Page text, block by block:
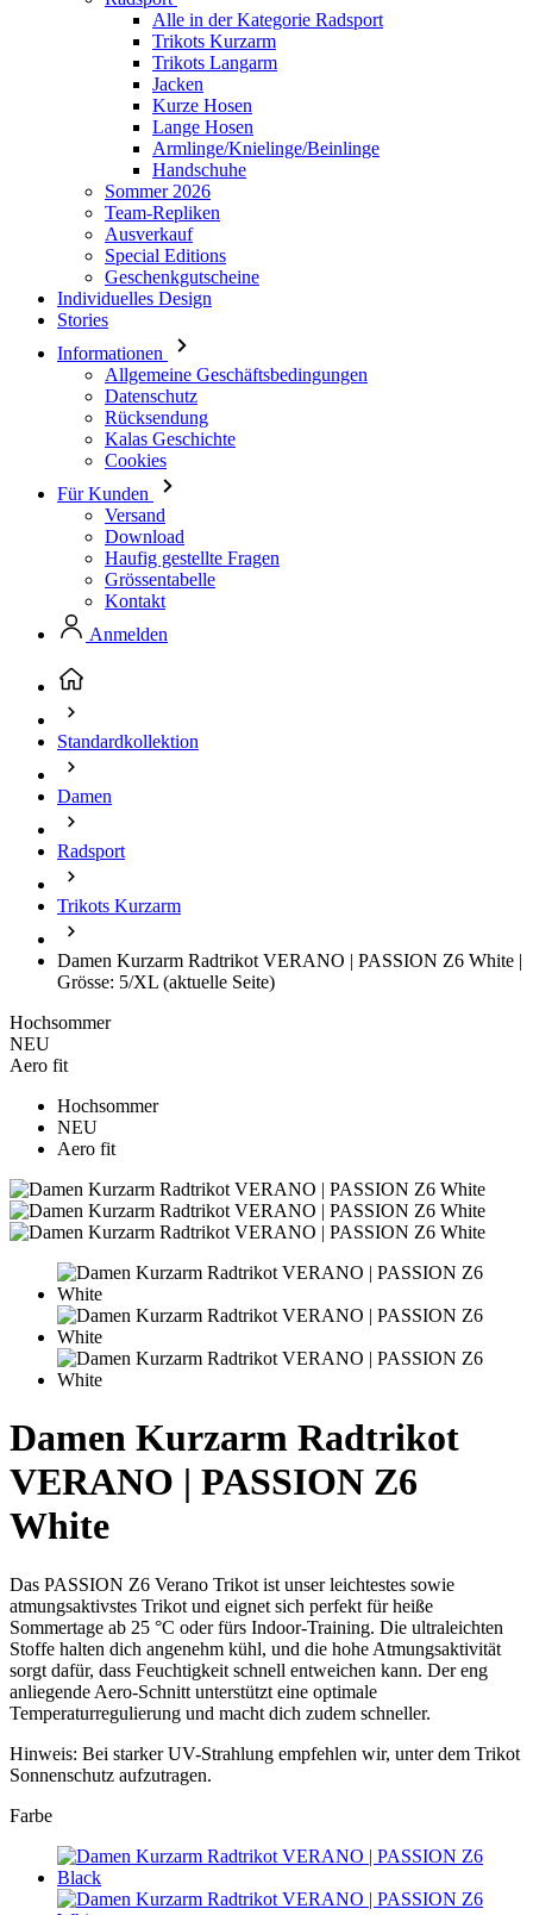
Alle in der Kategorie Radsport
Trikots Kurzarm
Trikots Langarm
Jacken
Kurze Hosen
Lange Hosen
Armlinge/Knielinge/Beinlinge
Handschuhe
Sommer 2026
Team-Repliken
Ausverkauf
Special Editions
Geschenkgutscheine
Individuelles Design
Stories
Informationen
Allgemeine Geschäftsbedingungen
Datenschutz
Rücksendung
Kalas Geschichte
Cookies
Für Kunden
Versand
Download
Haufig gestellte Fragen
Grössentabelle
Kontakt
Anmelden
Standardkollektion
Damen
Radsport
Trikots Kurzarm
Damen Kurzarm Radtrikot VERANO | PASSION Z6 White |
Grösse: 5/XL (aktuelle Seite)
Hochsommer
NEU
Aero fit
Hochsommer
NEU
Aero fit
Damen Kurzarm Radtrikot
VERANO | PASSION Z6
White
Das PASSION Z6 Verano Trikot ist unser leichtestes sowie
atmungsaktivstes Trikot und eignet sich perfekt für heiße
Sommertage ab 25 °C oder fürs Indoor-Training. Die ultraleichten
Stoffe halten dich angenehm kühl, und die hohe Atmungsaktivität
sorgt dafür, dass Feuchtigkeit schnell entweichen kann. Der eng
anliegende Aero-Schnitt unterstützt eine optimale
Temperaturregulierung und macht dich zudem schneller.
Hinweis: Bei starker UV-Strahlung empfehlen wir, unter dem Trikot
Sonnenschutz aufzutragen.
Farbe